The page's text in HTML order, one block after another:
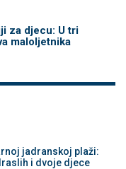
za djecu: U tri
maloljetnika
jadranskoj plaži:
i dvoje djece